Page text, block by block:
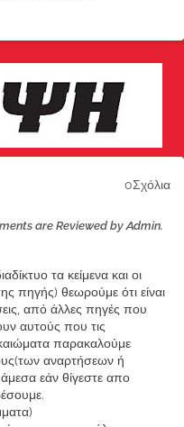
0Σχόλια
are Reviewed by Admin.
τα κείμενα και οι
πηγής) θεωρούμε ότι είναι
από άλλες πηγές που
αυτούς που τις
παρακαλούμε
αναρτήσεων ή
εάν θίγεστε απο